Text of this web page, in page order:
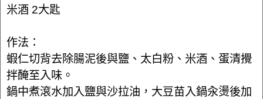
米酒 2大匙
作法：
蝦仁切背去除腸泥後與鹽、太白粉、米酒、蛋清攪
拌醃至入味。
鍋中煮滾水加入鹽與沙拉油，大豆苗入鍋汆燙後加